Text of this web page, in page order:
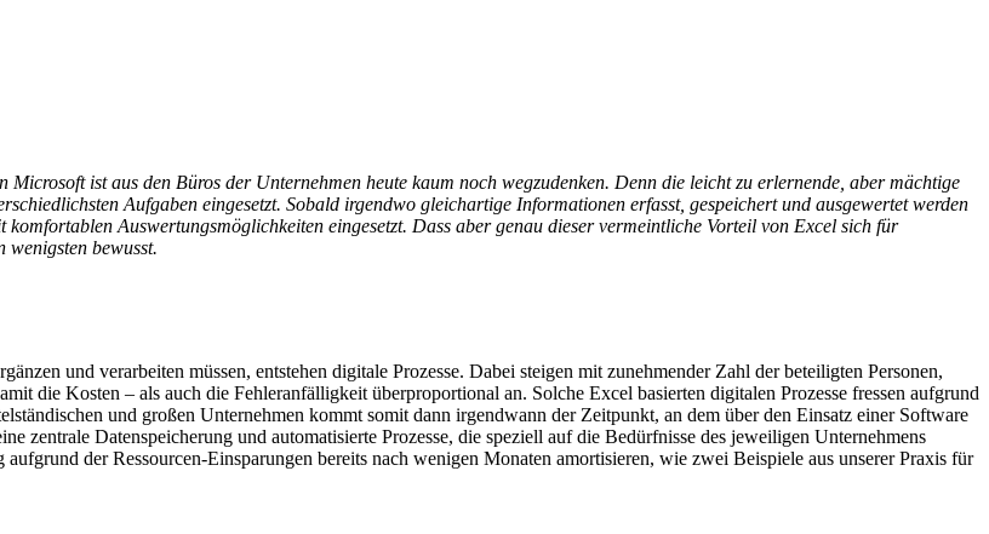
ist aus den Büros der Unternehmen heute kaum noch wegzudenken. Denn die leicht zu erlernende, aber mächtige
Aufgaben eingesetzt. Sobald irgendwo gleichartige Informationen erfasst, gespeichert und ausgewertet werden
Auswertungsmöglichkeiten eingesetzt. Dass aber genau dieser vermeintliche Vorteil von Excel sich für
wenigsten bewusst.
und verarbeiten müssen, entstehen digitale Prozesse. Dabei steigen mit zunehmender Zahl der beteiligten Personen,
die Kosten – als auch die Fehleranfälligkeit überproportional an. Solche Excel basierten digitalen Prozesse fressen aufgrund
und großen Unternehmen kommt somit dann irgendwann der Zeitpunkt, an dem über den Einsatz einer Software
zentrale Datenspeicherung und automatisierte Prozesse, die speziell auf die Bedürfnisse des jeweiligen Unternehmens
der Ressourcen-Einsparungen bereits nach wenigen Monaten amortisieren, wie zwei Beispiele aus unserer Praxis für